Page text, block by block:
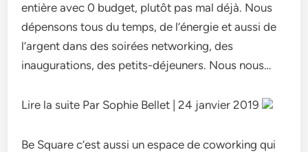
entière avec 0 budget, plutôt pas mal déjà. Nous
dépensons tous du temps, de l’énergie et aussi de
l’argent dans des soirées networking, des
inaugurations, des petits-déjeuners. Nous nous…
Lire la suite Par Sophie Bellet | 24 janvier 2019
Be Square c’est aussi un espace de coworking qui